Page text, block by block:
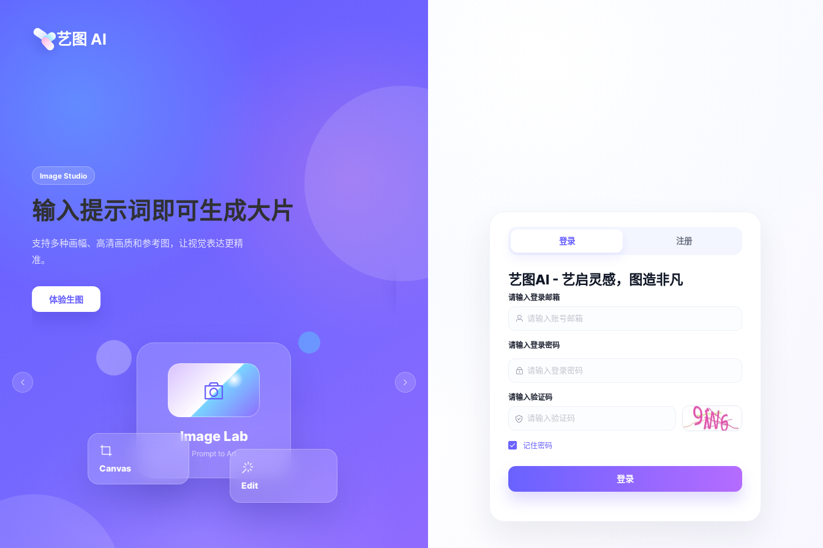
艺图 AI
Image Studio
输入提示词即可生成大片
支持多种画幅、高清画质和参考图，让视觉表达更精
准。
体验生图
Image Lab
Prompt to Art
Edit
Canvas
从脚本、分镜到视频生成，保持创作链路连贯顺畅。
Scene
登录 注册
艺图AI - 艺启灵感，图造非凡
请输入登录邮箱
请输入登录密码
请输入验证码
记住密码
登录